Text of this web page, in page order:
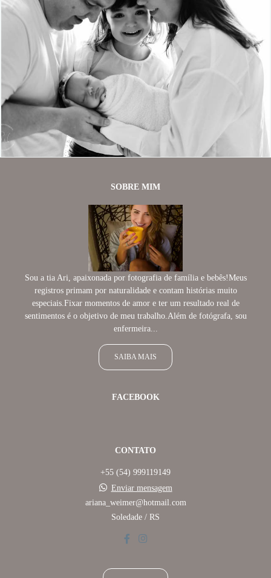
745 0
SOBRE MIM
Sou a tia Ari, apaixonada por fotografia de família e bebês!Meus
registros primam por naturalidade e contam histórias muito
especiais.Fixar momentos de amor e ter um resultado real de
sentimentos é o objetivo de meu trabalho.Além de fotógrafa, sou
enfermeira...
SAIBA MAIS
FACEBOOK
CONTATO
+55 (54) 999119149
Enviar mensagem
ariana_weimer@hotmail.com
Soledade / RS